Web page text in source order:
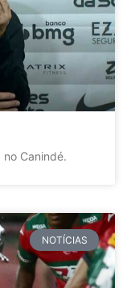
Canindé.
NOTÍCIAS